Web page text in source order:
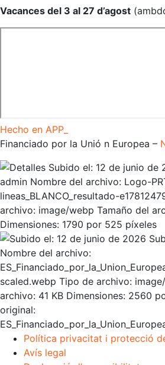
Vacances del 3 al 27 d’agost
Hecho en APP_
Financiado por la Unió n Europea –
Política privacitat i protecció
Avís legal